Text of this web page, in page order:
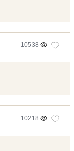
10538
10218